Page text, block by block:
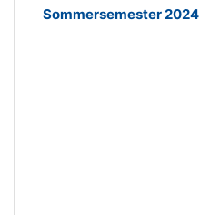
Sommersemester 2024